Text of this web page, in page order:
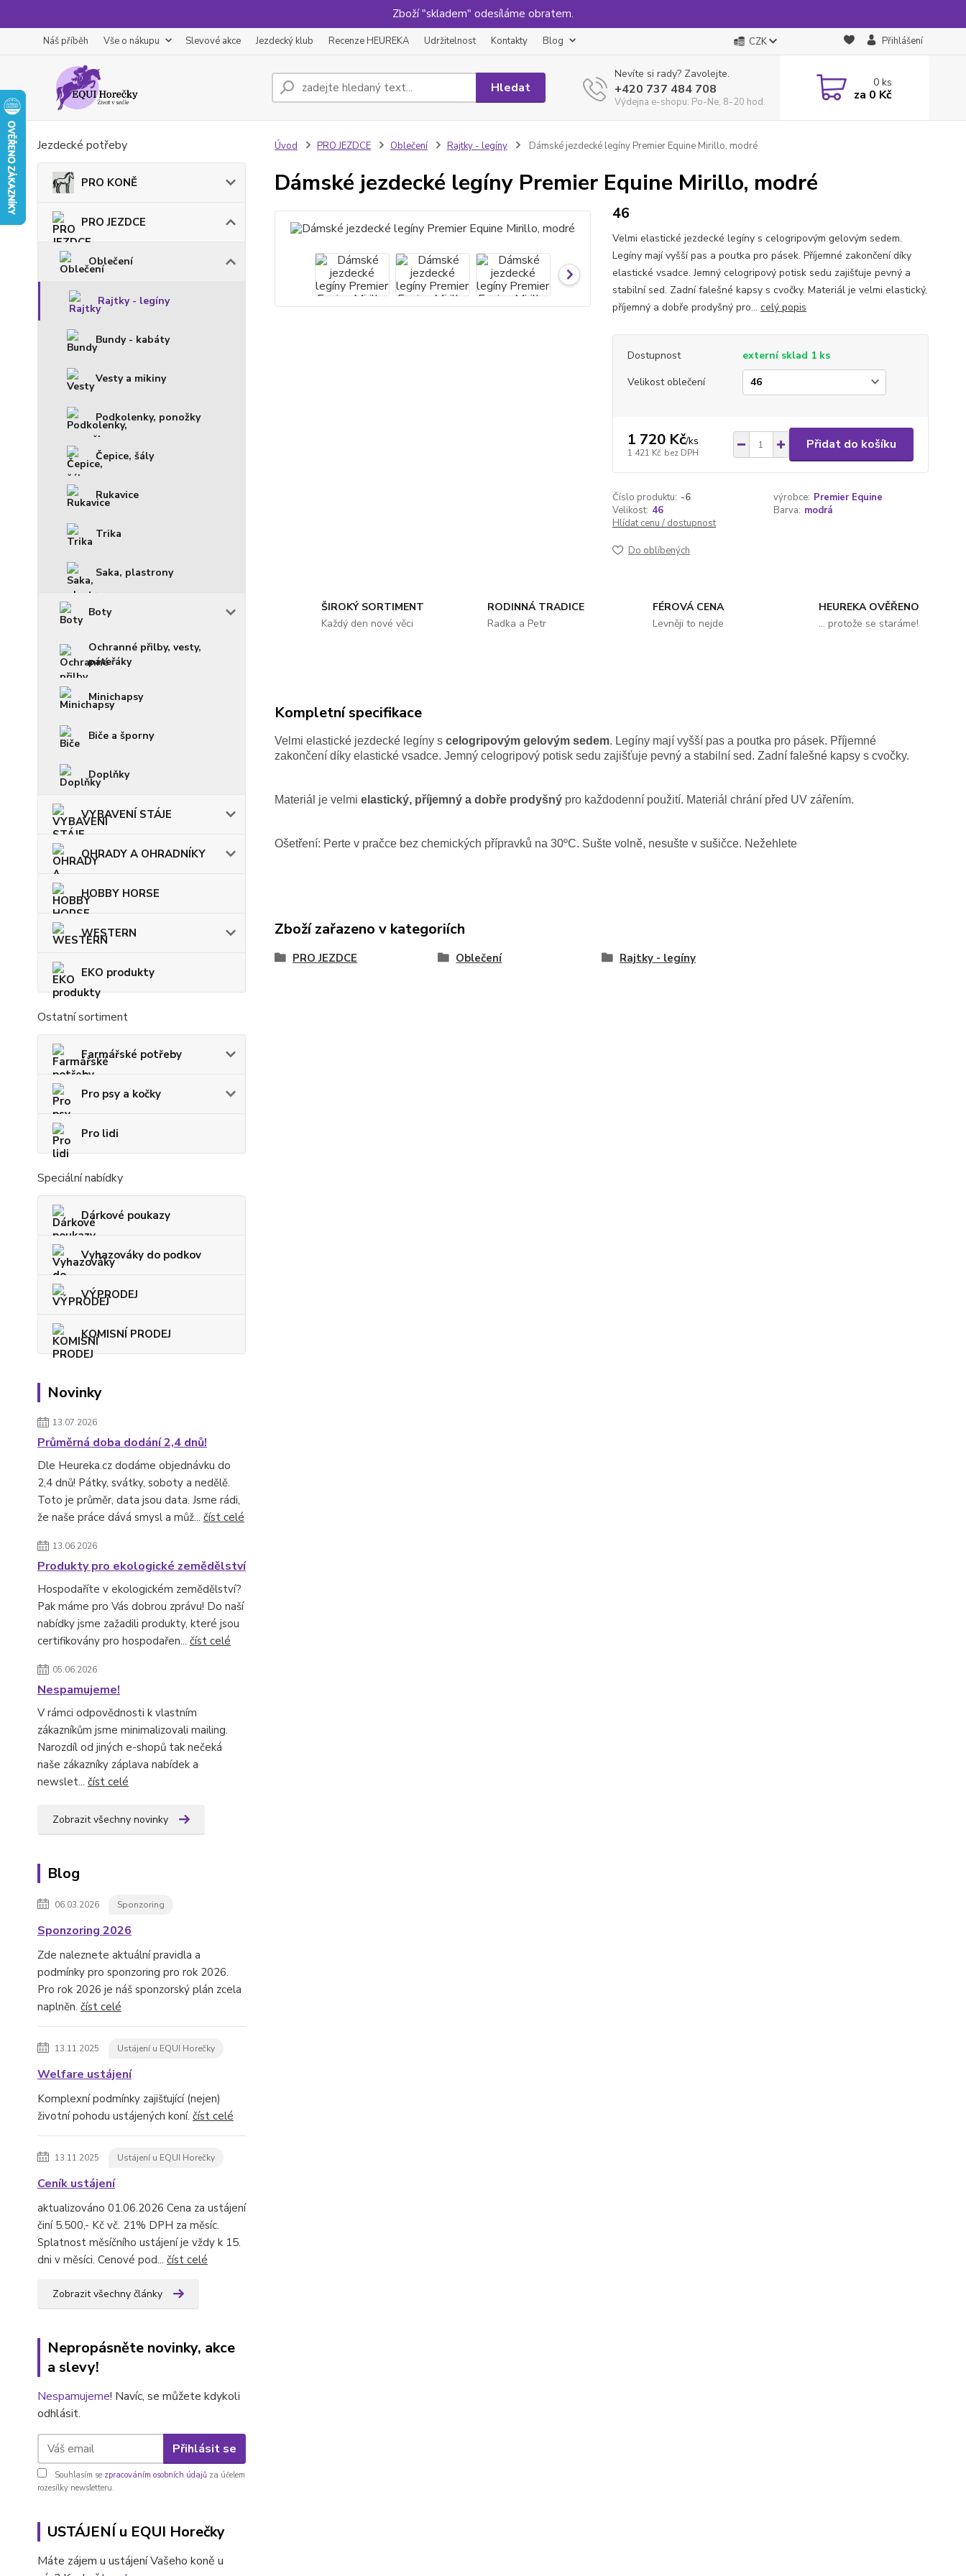
Zboží "skladem" odesíláme obratem.
Náš příběh Vše o nákupu Slevové akce Jezdecký klub Recenze HEUREKA Udržitelnost Kontakty Blog CZK Přihlášení
Hledat
Nevíte si rady? Zavolejte.
+420 737 484 708
Výdejna e-shopu: Po-Ne, 8-20 hod.
0ks
za 0 Kč
Jezdecké potřeby
PRO KONĚ
PRO JEZDCE
Oblečení
Rajtky - legíny
Bundy - kabáty
Vesty a mikiny
Podkolenky, ponožky
Čepice, šály
Rukavice
Trika
Saka, plastrony
Boty
Ochranné přilby, vesty,
páteřáky
Minichapsy
Biče a šporny
Doplňky
VYBAVENÍ STÁJE
OHRADY A OHRADNÍKY
HOBBY HORSE
WESTERN
EKO produkty
Ostatní sortiment
Farmářské potřeby
Pro psy a kočky
Pro lidi
Speciální nabídky
Dárkové poukazy
Vyhazováky do podkov
VÝPRODEJ
KOMISNÍ PRODEJ
Novinky
13.07.2026
Průměrná doba dodání 2,4 dnů!
Dle Heureka.cz dodáme objednávku do
2,4 dnů! Pátky, svátky, soboty a nedělě.
Toto je průměr, data jsou data. Jsme rádi,
že naše práce dává smysl a můž... číst celé
13.06.2026
Produkty pro ekologické zemědělství
Hospodaříte v ekologickém zemědělství?
Pak máme pro Vás dobrou zprávu! Do naší
nabídky jsme zažadili produkty, které jsou
certifikovány pro hospodařen... číst celé
05.06.2026
Nespamujeme!
V rámci odpovědnosti k vlastním
zákazníkům jsme minimalizovali mailing.
Narozdíl od jiných e-shopů tak nečeká
naše zákazníky záplava nabídek a
newslet... číst celé
Zobrazit všechny novinky
Blog
06.03.2026 Sponzoring
Sponzoring 2026
Zde naleznete aktuální pravidla a
podmínky pro sponzoring pro rok 2026.
Pro rok 2026 je náš sponzorský plán zcela
naplněn. číst celé
13.11.2025 Ustájení u EQUI Horečky
Welfare ustájení
Komplexní podmínky zajišťující (nejen)
životní pohodu ustájených koní. číst celé
13.11.2025 Ustájení u EQUI Horečky
Ceník ustájení
aktualizováno 01.06.2026 Cena za ustájení
činí 5.500,- Kč vč. 21% DPH za měsíc.
Splatnost měsíčního ustájení je vždy k 15.
dni v měsíci. Cenové pod... číst celé
Zobrazit všechny články
Nepropásněte novinky, akce
a slevy!
Nespamujeme! Navíc, se můžete kdykoli
odhlásit.
Přihlásit se
Souhlasím se zpracováním osobních údajů za účelem
rozesílky newsletteru.
USTÁJENÍ u EQUI Horečky
Máte zájem u ustájení Vašeho koně u
Úvod PRO JEZDCE Oblečení Rajtky - legíny Dámské jezdecké legíny Premier Equine Mirillo, modré
Dámské jezdecké legíny Premier Equine Mirillo, modré
46
Velmi elastické jezdecké legíny s celogripovým gelovým sedem.
Legíny mají vyšší pas a poutka pro pásek. Příjemné zakončení díky
elastické vsadce. Jemný celogripový potisk sedu zajišťuje pevný a
stabilní sed. Zadní falešné kapsy s cvočky. Materiál je velmi elastický,
příjemný a dobře prodyšný pro... celý popis
Dostupnost
externí sklad 1 ks
Velikost oblečení
1 720 Kč/ks
1 421 Kč bez DPH
Přidat do košíku
Číslo produktu: -6 výrobce: Premier Equine
Velikost: 46 Barva: modrá
Hlídat cenu / dostupnost
Do oblíbených
ŠIROKÝ SORTIMENT
Každý den nové věci
RODINNÁ TRADICE
Radka a Petr
FÉROVÁ CENA
Levněji to nejde
HEUREKA OVĚŘENO
... protože se staráme!
Kompletní specifikace
Velmi elastické jezdecké legíny scelogripovým gelovým sedem. Legíny mají vyšší pas a poutka pro pásek. Příjemné
zakončení díky elastické vsadce. Jemný celogripový potisk sedu zajišťuje pevný a stabilní sed. Zadní falešné kapsy s cvočky.
Materiál je velmi elastický, příjemný a dobře prodyšnýpro každodenní použití. Materiál chrání před UV zářením.
Ošetření: Perte v pračce bez chemických přípravků na 30ºC. Sušte volně, nesušte v sušičce. Nežehlete
Zboží zařazeno v kategoriích
PRO JEZDCE Oblečení Rajtky - legíny